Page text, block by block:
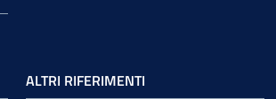
ALTRI RIFERIMENTI